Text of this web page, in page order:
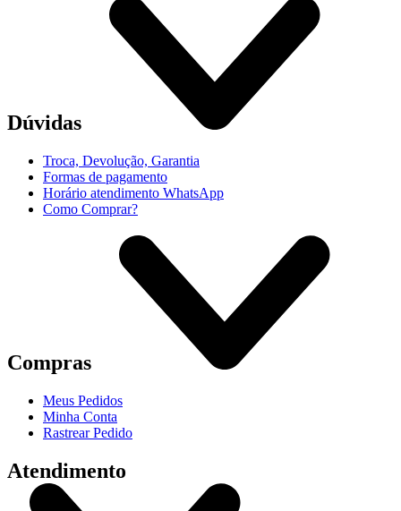
Dúvidas
Troca, Devolução, Garantia
Formas de pagamento
Horário atendimento WhatsApp
Como Comprar?
Compras
Meus Pedidos
Minha Conta
Rastrear Pedido
Atendimento